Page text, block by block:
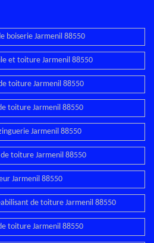
boiserie Jarmenil 88550
et toiture Jarmenil 88550
toiture Jarmenil 88550
toiture Jarmenil 88550
Jarmenil 88550
toiture Jarmenil 88550
Jarmenil 88550
de toiture Jarmenil 88550
toiture Jarmenil 88550